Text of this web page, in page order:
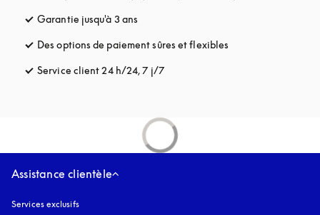
Garantie jusqu'à 3 ans
Des options de paiement sûres et flexibles
Service client 24 h/24, 7 j/7s’ouvre dans un nouvel onglet
Assistance clientèle
Services exclusifs